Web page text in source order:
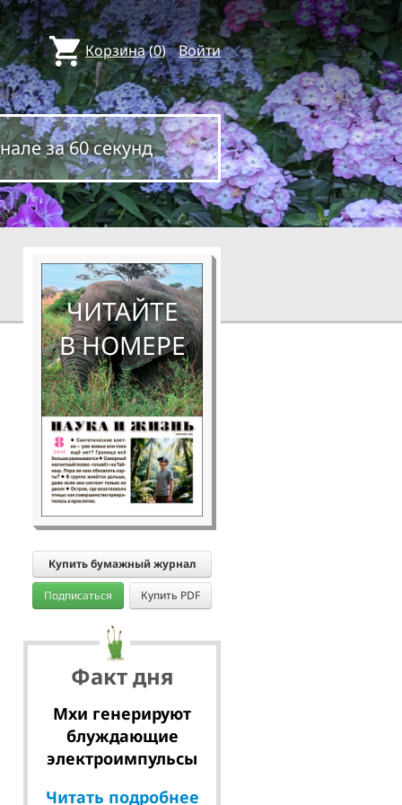
Корзина(0) Войти
за 60 секунд
ЧИТАЙТЕ
В НОМЕРЕ
Купить бумажный журнал
Подписаться Купить PDF
Факт дня
Мхи генерируют
блуждающие
электроимпульсы
Читать подробнее